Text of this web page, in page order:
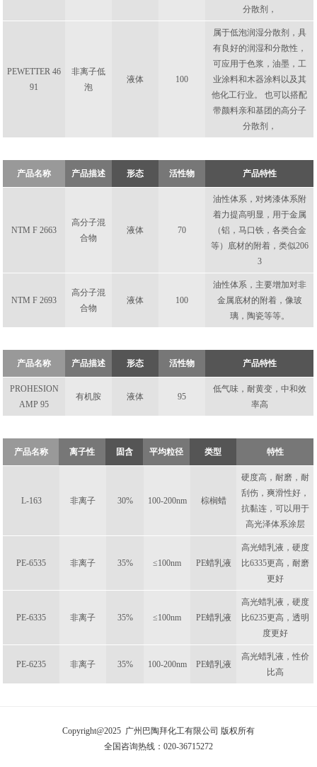
分散剂，
PEWETTER 46
91
非离子低
泡
液体 100
属于低泡润湿分散剂，具
有良好的润湿和分散性，
可应用于色浆，油墨，工
业涂料和木器涂料以及其
他化工行业。 也可以搭配
带颜料亲和基团的高分子
分散剂，
产品名称 产品描述 形态 活性物 产品特性
NTM F 2663
高分子混
合物
液体 70
油性体系，对烤漆体系附
着力提高明显，用于金属
（铝，马口铁，各类合金
等）底材的附着，类似206
3
NTM F 2693
高分子混
合物
液体 100
油性体系，主要增加对非
金属底材的附着，像玻
璃，陶瓷等等。
产品名称 产品描述 形态 活性物 产品特性
PROHESION
AMP 95
有机胺 液体 95
低气味，耐黄变，中和效
率高
产品名称 离子性 固含 平均粒径 类型 特性
L-163 非离子 30% 100-200nm 棕榈蜡
硬度高，耐磨，耐
刮伤，爽滑性好，
抗黏连，可以用于
高光泽体系涂层
PE-6535 非离子 35% ≤100nm PE蜡乳液
高光蜡乳液，硬度
比6335更高，耐磨
更好
PE-6335 非离子 35% ≤100nm PE蜡乳液
高光蜡乳液，硬度
比6235更高，透明
度更好
PE-6235 非离子 35% 100-200nm PE蜡乳液
高光蜡乳液，性价
比高
Copyright@2025 广州巴陶拜化工有限公司 版权所有
全国咨询热线：020-36715272